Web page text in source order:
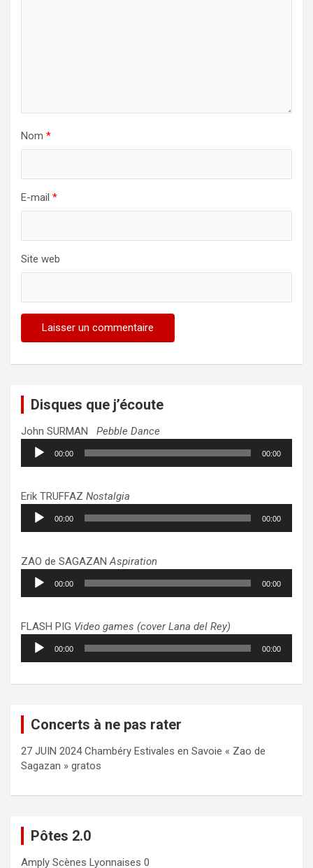
Nom *
E-mail *
Site web
Disques que j’écoute
John SURMAN Pebble Dance
Lecteur
audio
00:00 00:00
Erik TRUFFAZ Nostalgia
Lecteur
audio
00:00 00:00
ZAO de SAGAZANAspiration
Lecteur
audio
00:00 00:00
FLASH PIG Video games (cover Lana del Rey)
Lecteur
audio
00:00 00:00
Concerts à ne pas rater
27 JUIN 2024 Chambéry Estivales en Savoie « Zao de
Sagazan » gratos
Pôtes 2.0
Amply Scènes Lyonnaises 0